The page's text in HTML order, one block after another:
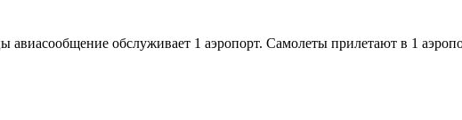
обслуживает 1 аэропорт. Самолеты прилетают в 1